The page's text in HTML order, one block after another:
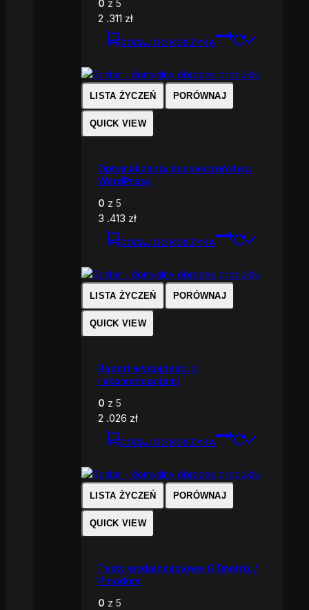
0 z 5
2 .311 zł
DODAJ DO KOSZYKA
LISTA ŻYCZEŃ PORÓWNAJ
QUICK VIEW
Optymalizacja bezpieczeństwa
WordPress
0 z 5
3 .413 zł
DODAJ DO KOSZYKA
LISTA ŻYCZEŃ PORÓWNAJ
QUICK VIEW
Raport wydajności z
rekomendacjami
0 z 5
2 .026 zł
DODAJ DO KOSZYKA
LISTA ŻYCZEŃ PORÓWNAJ
QUICK VIEW
Testy wydajnościowe GTmetrix /
Pingdom
0 z 5